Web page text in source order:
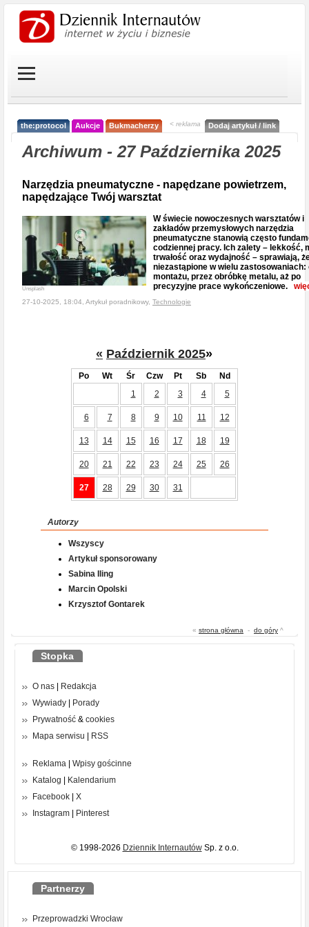
the:protocol Aukcje Bukmacherzy < reklama Dodaj artykuł / link
Archiwum - 27 Października 2025
Narzędzia pneumatyczne - napędzane powietrzem,
napędzające Twój warsztat
Unsplash
W świecie nowoczesnych warsztatów i
zakładów przemysłowych narzędzia
pneumatyczne stanowią często
codziennej pracy. Ich zalety – lekkość,
trwałość oraz wydajność – sprawiają,
niezastąpione w wielu zastosowaniach:
montażu, przez obróbkę metalu, aż po
precyzyjne prace wykończeniowe.
27-10-2025, 18:04, Artykuł poradnikowy, Technologie
« Październik 2025»
Po Wt Śr Czw Pt Sb
Nd
1
2 3 4 5
6 7 8 9 10 11 12
13 14 15 16 17 18 19
20 21 22 23 24 25 26
27 28 29 30 31
Autorzy
Wszyscy
Artykuł sponsorowany
Sabina Iling
Marcin Opolski
Krzysztof Gontarek
« strona główna - do góry ^
Stopka
O nas
Redakcja
Wywiady
Porady
Prywatność & cookies
Mapa serwisu
RSS
Reklama
Wpisy gościnne
Katalog
Kalendarium
Facebook
X
Instagram
Pinterest
© 1998-2026 Dziennik InternautówSp. z o.o.
Partnerzy
Przeprowadzki Wrocław